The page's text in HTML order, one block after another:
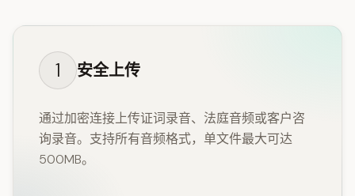
1 安全上传
通过加密连接上传证词录音、法庭音频或客户咨
询录音。支持所有音频格式，单文件最大可达
500MB。